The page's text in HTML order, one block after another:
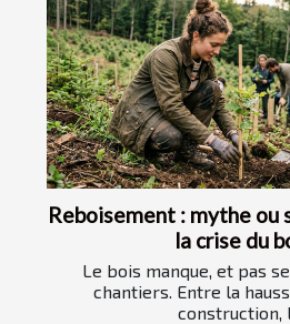
Reboisement : mythe ou
la crise du
Le bois manque, et pas
chantiers. Entre la
construction,